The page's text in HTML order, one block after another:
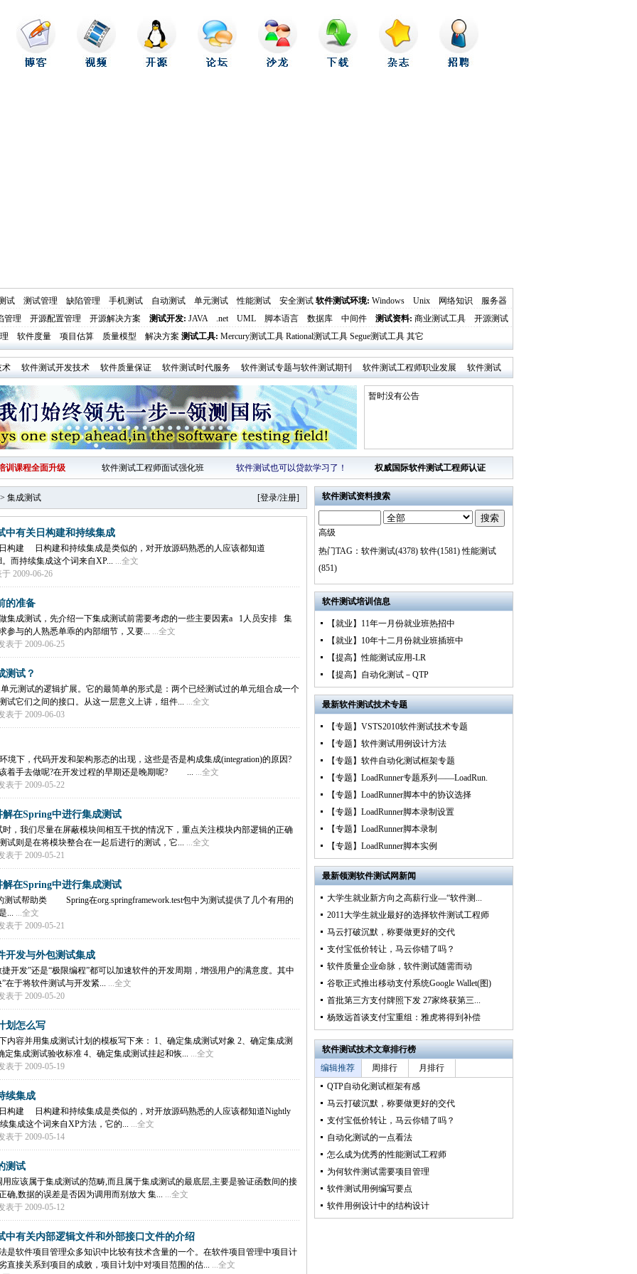
试 测试管理 缺陷管理 手机测试 自动测试 单元测试 性能测试 安全测试 软件测试环境: Windows Unix 网络知识
服务器
管理
开源配置管理 开源解决方案 测试开发: JAVA .net UML 脚本语言 数据库 中间件 测试资料: 商业测试工具
开源测试
软件度量 项目估算 质量模型 解决方案 测试工具: Mercury测试工具 Rational测试工具 Segue测试工具 其它
术 软件测试开发技术 软件质量保证 软件测试时代服务 软件测试专题与软件测试期刊 软件测试工程师职业发展 软件测试
暂时没有公告
训课程全面升级 软件测试工程师面试强化班 软件测试也可以贷款学习了！ 权威国际软件测试工程师认证
[登录/注册]
集成测试
中有关日构建和持续集成
构建 日构建和持续集成是类似的，对开放源码熟悉的人应该都知道
而持续集成这个词来自XP... ...全文
2009-06-26
的准备
集成测试，先介绍一下集成测试前需要考虑的一些主要因素a 1人员安排 集
参与的人熟悉单乖的内部细节，又要... ...全文
表于 2009-06-25
测试？
元测试的逻辑扩展。它的最简单的形式是：两个已经测试过的单元组合成一个
试它们之间的接口。从这一层意义上讲，组件... ...全文
表于 2009-06-03
境下，代码开发和架构形态的出现，这些是否是构成集成(integration)的原因?
着手去做呢?在开发过程的早期还是晚期呢? ... ...全文
表于 2009-05-22
在Spring中进行集成测试
，我们尽量在屏蔽模块间相互干扰的情况下，重点关注模块内部逻辑的正确
试则是在将模块整合在一起后进行的测试，它... ...全文
表于 2009-05-21
在Spring中进行集成测试
测试帮助类 Spring在org.springframework.test包中为测试提供了几个有用的
... ...全文
表于 2009-05-21
开发与外包测试集成
开发”还是“极限编程”都可以加速软件的开发周期，增强用户的满意度。其中
在于将软件测试与开发紧... ...全文
表于 2009-05-20
划怎么写
内容并用集成测试计划的模板写下来： 1、确定集成测试对象 2、确定集成测
定集成测试验收标准 4、确定集成测试挂起和恢... ...全文
表于 2009-05-19
续集成
构建 日构建和持续集成是类似的，对开放源码熟悉的人应该都知道Nightly
集成这个词来自XP方法，它的... ...全文
表于 2009-05-14
测试
应该属于集成测试的范畴,而且属于集成测试的最底层,主要是验证函数间的接
确,数据的误差是否因为调用而别放大 集... ...全文
表于 2009-05-12
中有关内部逻辑文件和外部接口文件的介绍
是软件项目管理众多知识中比较有技术含量的一个。在软件项目管理中项目计
直接关系到项目的成败，项目计划中对项目范围的估... ...全文
软件测试资料搜索
搜索
高级
热门TAG： 软件测试(4378) 软件(1581) 性能测试
(851)
软件测试培训信息
【就业】11年一月份就业班热招中
【就业】10年十二月份就业班插班中
【提高】性能测试应用-LR
【提高】自动化测试－QTP
最新软件测试技术专题
【专题】VSTS2010软件测试技术专题
【专题】软件测试用例设计方法
【专题】软件自动化测试框架专题
【专题】LoadRunner专题系列——LoadRun.
【专题】LoadRunner脚本中的协议选择
【专题】LoadRunner脚本录制设置
【专题】LoadRunner脚本录制
【专题】LoadRunner脚本实例
最新领测软件测试网新闻
大学生就业新方向之高薪行业—“软件测...
2011大学生就业最好的选择软件测试工程师
马云打破沉默，称要做更好的交代
支付宝低价转让，马云你错了吗？
软件质量企业命脉，软件测试随需而动
谷歌正式推出移动支付系统Google Wallet(图)
首批第三方支付牌照下发 27家终获第三...
杨致远首谈支付宝重组：雅虎将得到补偿
软件测试技术文章排行榜
编辑推荐
周排行
月排行
QTP自动化测试框架有感
马云打破沉默，称要做更好的交代
支付宝低价转让，马云你错了吗？
自动化测试的一点看法
怎么成为优秀的性能测试工程师
为何软件测试需要项目管理
软件测试用例编写要点
软件用例设计中的结构设计